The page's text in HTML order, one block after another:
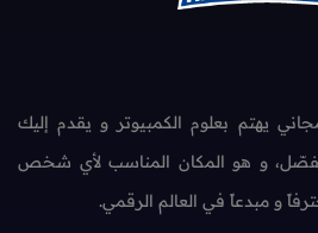
يهتم بعلوم الكمبيوتر و يقدم إليك
و هو المكان المناسب لأي شخص
و مبدعاً في العالم الرقمي.